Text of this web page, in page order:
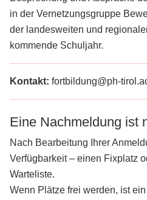
in der Vernetzungsgruppe
der landesweiten und
kommende Schuljahr.
Kontakt: fortbildung@ph-
Eine Nachmeldung ist
Nach Bearbeitung Ihrer
Verfügbarkeit – einen Fixplatz
Warteliste.
Wenn Plätze frei werden, ist